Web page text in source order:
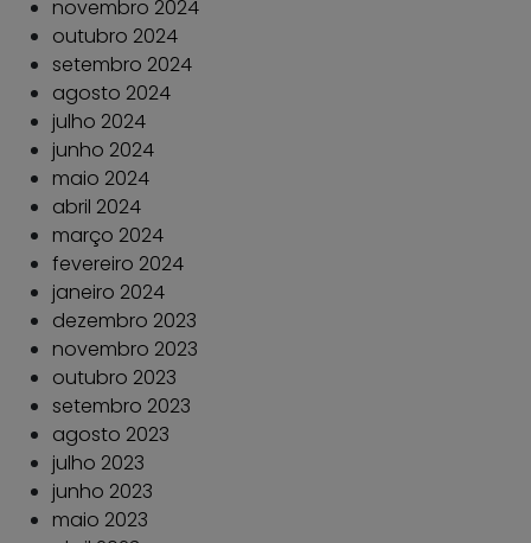
novembro 2024
outubro 2024
setembro 2024
agosto 2024
julho 2024
junho 2024
maio 2024
abril 2024
março 2024
fevereiro 2024
janeiro 2024
dezembro 2023
novembro 2023
outubro 2023
setembro 2023
agosto 2023
julho 2023
junho 2023
maio 2023